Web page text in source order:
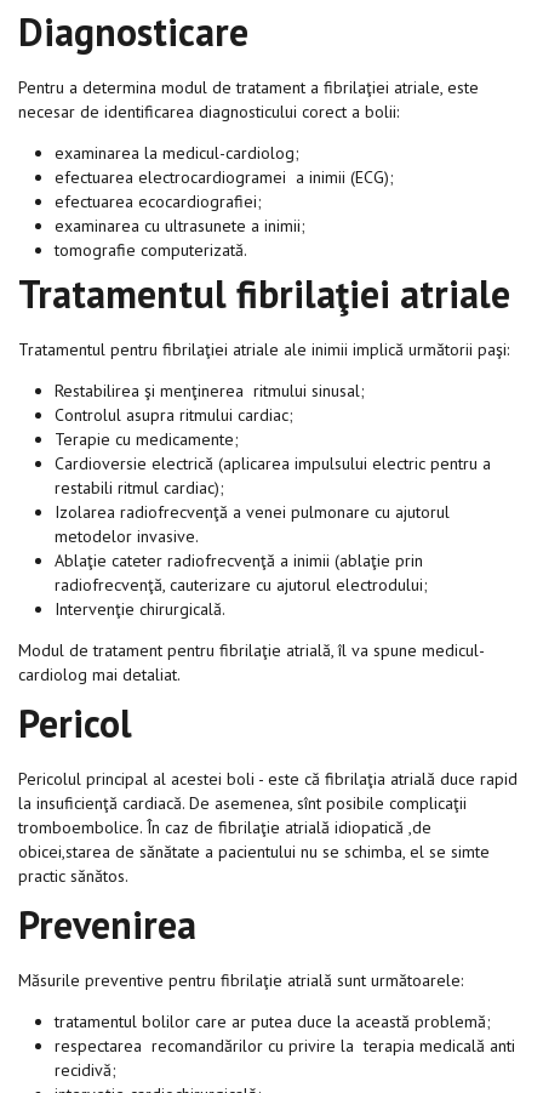
Diagnosticare
Pentru a determina modul de tratament a fibrilaţiei atriale, este
necesar de identificarea diagnosticului corect a bolii:
examinarea la medicul-cardiolog;
efectuarea electrocardiogramei a inimii (ECG);
efectuarea ecocardiografiei;
examinarea cu ultrasunete a inimii;
tomografie computerizată.
Tratamentul fibrilaţiei atriale
Tratamentul pentru fibrilaţiei atriale ale inimii implică următorii paşi:
Restabilirea şi menţinerea ritmului sinusal;
Controlul asupra ritmului cardiac;
Terapie cu medicamente;
Cardioversie electrică (aplicarea impulsului electric pentru a
restabili ritmul cardiac);
Izolarea radiofrecvenţă a venei pulmonare cu ajutorul
metodelor invasive.
Ablaţie cateter radiofrecvenţă a inimii (ablaţie prin
radiofrecvenţă, cauterizare cu ajutorul electrodului;
Intervenţie chirurgicală.
Modul de tratament pentru fibrilaţie atrială, îl va spune medicul-
cardiolog mai detaliat.
Pericol
Pericolul principal al acestei boli - este că fibrilaţia atrială duce rapid
la insuficienţă cardiacă. De asemenea, sînt posibile complicaţii
tromboembolice. În caz de fibrilaţie atrială idiopatică ,de
obicei,starea de sănătate a pacientului nu se schimba, el se simte
practic sănătos.
Prevenirea
Măsurile preventive pentru fibrilaţie atrială sunt următoarele:
tratamentul bolilor care ar putea duce la această problemă;
respectarea recomandărilor cu privire la terapia medicală anti
recidivă;